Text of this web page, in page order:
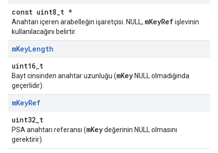
const uint8_t *
Anahtarı içeren arabelleğin işaretçisi. NULL, mKeyRefişlevinin
kullanılacağını belirtir.
mKeyLength
uint16_t
Bayt cinsinden anahtar uzunluğu (mKey NULL olmadığında
geçerlidir).
mKeyRef
uint32_t
PSA anahtarı referansı (mKeydeğerinin NULL olmasını
gerektirir).